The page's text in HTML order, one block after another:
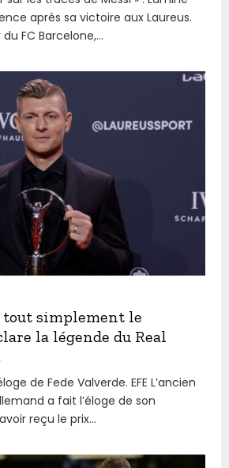
après sa victoire aux Laureus.
du FC Barcelone,...
tout simplement le
la légende du Real
de Fede Valverde. EFE L’ancien
a fait l’éloge de son
reçu le prix...